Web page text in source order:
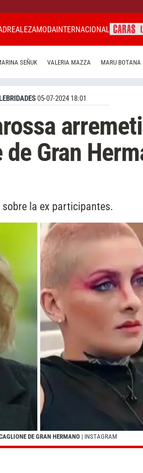
REALEZAMODAINTERNACIONAL
SEÑUK VALERIA MAZZA MARU BOTANA
05-07-2024 18:01
Gran
la ex participantes.
DE GRAN HERMANO | INSTAGRAM